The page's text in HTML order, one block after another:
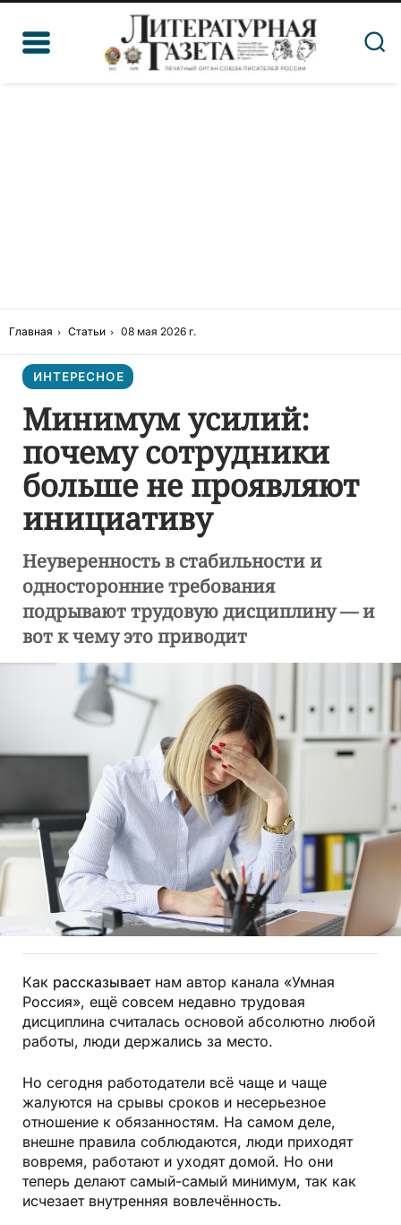
Главная Статьи 08 мая 2026 г.
ИНТЕРЕСНОЕ
Минимум усилий:
почему сотрудники
больше не проявляют
инициативу
Неуверенность в стабильности и
односторонние требования
подрывают трудовую дисциплину — и
вот к чему это приводит
Как рассказываетнам автор канала «Умная
Россия», ещё совсем недавно трудовая
дисциплина считалась основой абсолютно любой
работы, люди держались за место.
Но сегодня работодатели всё чаще и чаще
жалуются на срывы сроков и несерьезное
отношение к обязанностям. На самом деле,
внешне правила соблюдаются, люди приходят
вовремя, работают и уходят домой. Но они
теперь делают самый-самый минимум, так как
исчезает внутренняя вовлечённость.